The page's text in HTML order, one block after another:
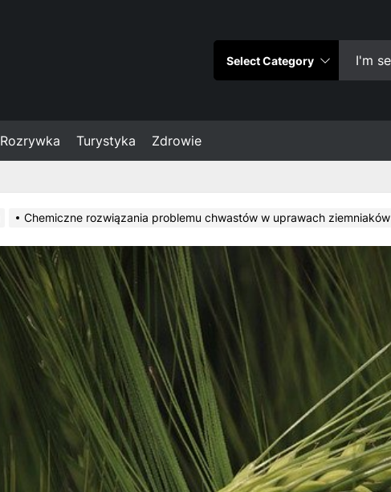
Rozrywka Turystyka Zdrowie
Chemiczne rozwiązania problemu chwastów w uprawach ziemniaków